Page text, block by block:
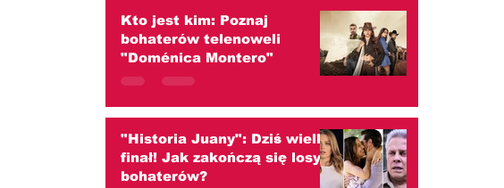
Kto jest kim: Poznaj
bohaterów telenoweli
"Doménica Montero"
"Historia Juany": Dziś wielki
finał! Jak zakończą się losy
bohaterów?